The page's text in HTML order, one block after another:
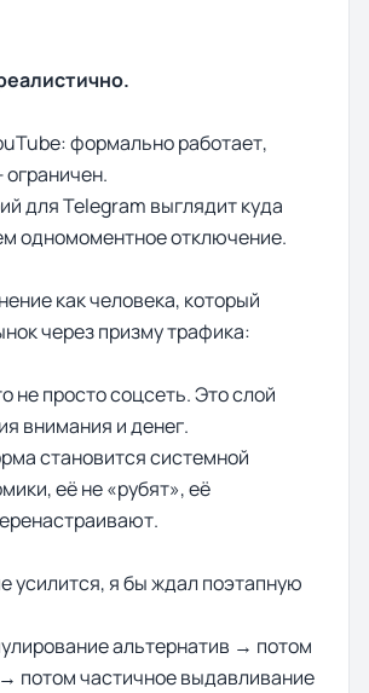
формально работает,
для Telegram выглядит куда
одномоментное отключение.
как человека, который
через призму трафика:
не просто соцсеть. Это слой
внимания и денег.
становится системной
её не «рубят», её
усилится, я бы ждал поэтапную
альтернатив → потом
потом частичное выдавливание